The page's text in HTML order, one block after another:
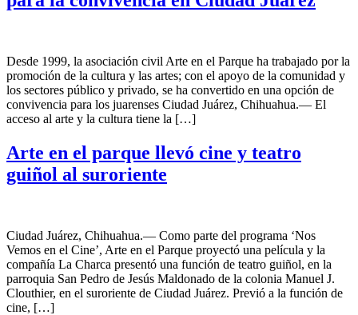
Desde 1999, la asociación civil Arte en el Parque ha trabajado por la
promoción de la cultura y las artes; con el apoyo de la comunidad y
los sectores público y privado, se ha convertido en una opción de
convivencia para los juarenses Ciudad Juárez, Chihuahua.— El
acceso al arte y la cultura tiene la […]
Arte en el parque llevó cine y teatro
guiñol al suroriente
Ciudad Juárez, Chihuahua.— Como parte del programa ‘Nos
Vemos en el Cine’, Arte en el Parque proyectó una película y la
compañía La Charca presentó una función de teatro guiñol, en la
parroquia San Pedro de Jesús Maldonado de la colonia Manuel J.
Clouthier, en el suroriente de Ciudad Juárez. Previó a la función de
cine, […]